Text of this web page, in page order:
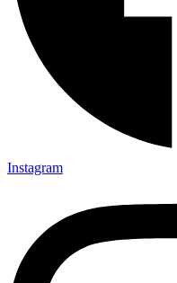
Instagram